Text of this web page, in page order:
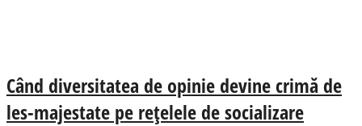
Când diversitatea de opinie devine crimă de
les-majestate pe rețelele de socializare